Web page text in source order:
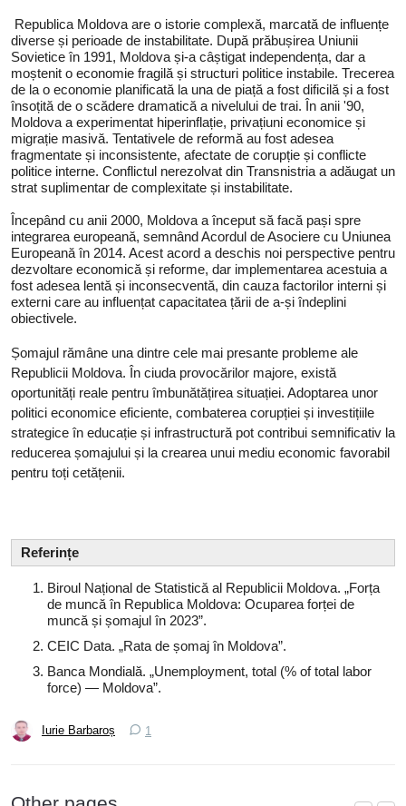
Republica Moldova are o istorie complexă, marcată de influențe
diverse și perioade de instabilitate. După prăbușirea Uniunii
Sovietice în 1991, Moldova și-a câștigat independența, dar a
moștenit o economie fragilă și structuri politice instabile. Trecerea
de la o economie planificată la una de piață a fost dificilă și a fost
însoțită de o scădere dramatică a nivelului de trai. În anii '90,
Moldova a experimentat hiperinflație, privațiuni economice și
migrație masivă. Tentativele de reformă au fost adesea
fragmentate și inconsistente, afectate de corupție și conflicte
politice interne. Conflictul nerezolvat din Transnistria a adăugat un
strat suplimentar de complexitate și instabilitate.
Începând cu anii 2000, Moldova a început să facă pași spre
integrarea europeană, semnând Acordul de Asociere cu Uniunea
Europeană în 2014. Acest acord a deschis noi perspective pentru
dezvoltare economică și reforme, dar implementarea acestuia a
fost adesea lentă și inconsecventă, din cauza factorilor interni și
externi care au influențat capacitatea țării de a-și îndeplini
obiectivele.
Șomajul rămâne una dintre cele mai presante probleme ale
Republicii Moldova. În ciuda provocărilor majore, există
oportunități reale pentru îmbunătățirea situației. Adoptarea unor
politici economice eficiente, combaterea corupției și investițiile
strategice în educație și infrastructură pot contribui semnificativ la
reducerea șomajului și la crearea unui mediu economic favorabil
pentru toți cetățenii.
Referințe
Biroul Național de Statistică al Republicii Moldova. „Forța
de muncă în Republica Moldova: Ocuparea forței de
muncă și șomajul în 2023”.
CEIC Data. „Rata de șomaj în Moldova”.
Banca Mondială. „Unemployment, total (% of total labor
force) — Moldova”.
Iurie Barbaroș 1